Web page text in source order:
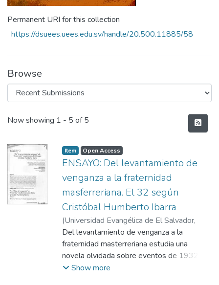
Permanent URI for this collection
https://dsuees.uees.edu.sv/handle/20.500.11885/58
Browse
Recent Submissions
Now showing 1 - 5 of 5
Item Open Access
ENSAYO: Del levantamiento de
venganza a la fraternidad
masferreriana. El 32 según
Cristóbal Humberto Ibarra
(Universidad Evangélica de El Salvador,
2013-06)Lara-Martinez, Rafael; Borja, Luis
Del levantamiento de venganza a la
fraternidad masterreriana estudia una
novela olvidada sobre eventos de 1932 en
E Salvador: Tembladerales (1957) de
Show more